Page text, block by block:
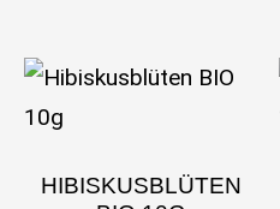
HIBISKUSBLÜTEN